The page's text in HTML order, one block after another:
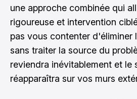
une approche combinée qui
rigoureuse et intervention
pas vous contenter d'éliminer
sans traiter la source du
reviendra inévitablement et le
réapparaîtra sur vos murs